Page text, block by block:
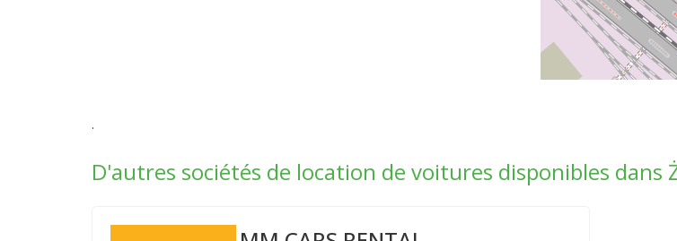
.
D'autres sociétés de location de voitures disponibles dans